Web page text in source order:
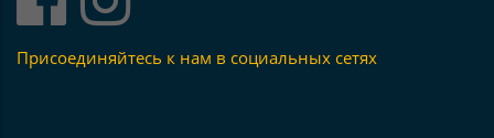
Присоединяйтесь к нам в социальных сетях